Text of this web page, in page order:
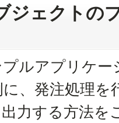
ジェクトの
ルアプリケ
、発注処理
力する方法を